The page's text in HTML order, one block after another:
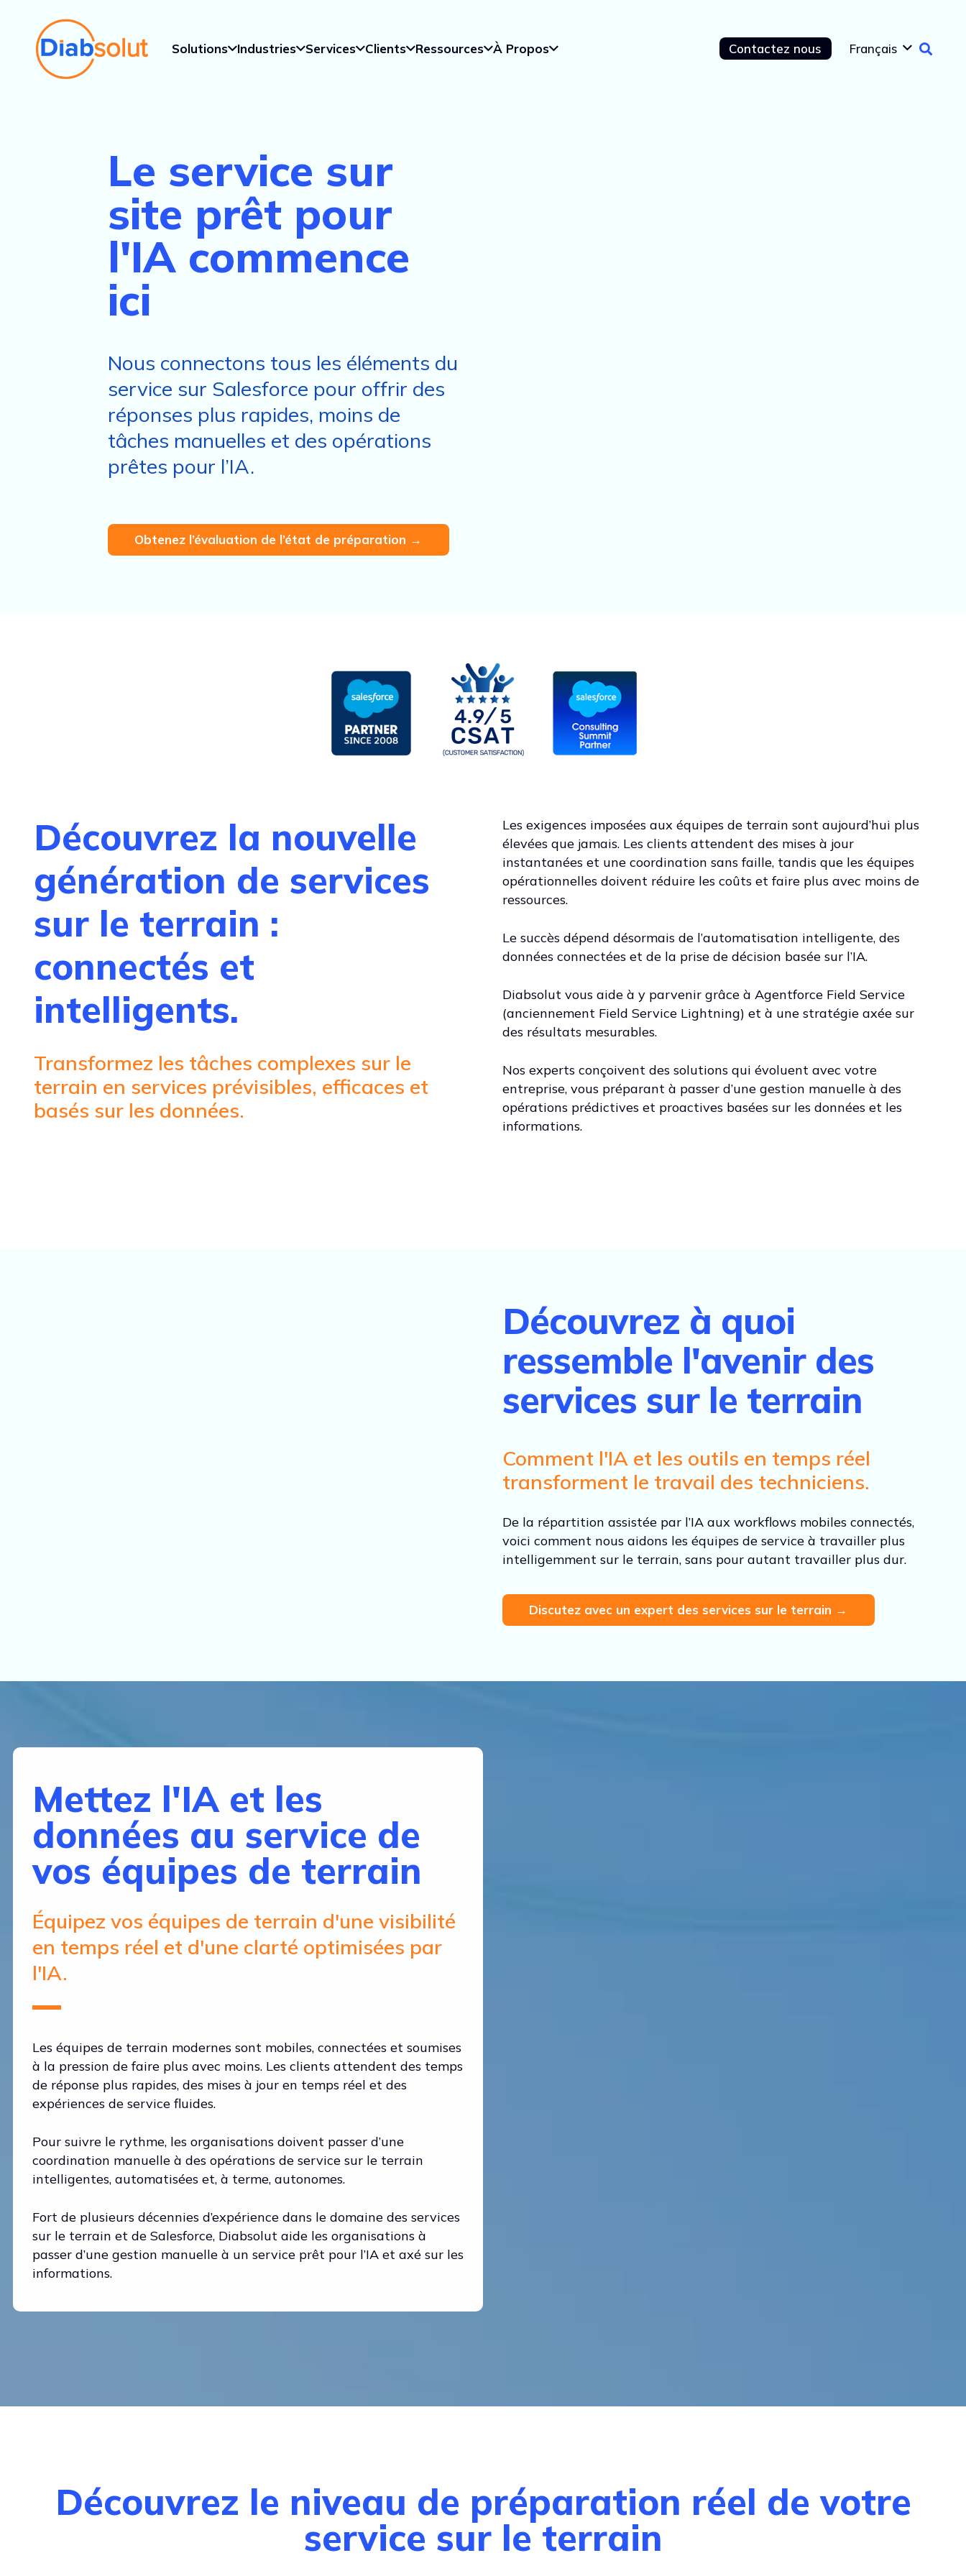
Solutions Industries Services Clients Ressources À Propos Contactez nous Français
Le service sur
site prêt pour
l'IA commence
ici
Nous connectons tous les éléments du
service sur Salesforce pour offrir des
réponses plus rapides, moins de
tâches manuelles et des opérations
prêtes pour l’IA.
Obtenez l’évaluation de l’état de préparation →
Découvrez la nouvelle
génération de services
sur le terrain :
connectés et
intelligents.
Transformez les tâches complexes sur le
terrain en services prévisibles, efficaces et
basés sur les données.
Les exigences imposées aux équipes de terrain sont aujourd’hui plus
élevées que jamais. Les clients attendent des mises à jour
instantanées et une coordination sans faille, tandis que les équipes
opérationnelles doivent réduire les coûts et faire plus avec moins de
ressources.
Le succès dépend désormais de l’automatisation intelligente, des
données connectées et de la prise de décision basée sur l’IA.
Diabsolut vous aide à y parvenir grâce à Agentforce Field Service
(anciennement Field Service Lightning) et à une stratégie axée sur
des résultats mesurables.
Nos experts conçoivent des solutions qui évoluent avec votre
entreprise, vous préparant à passer d’une gestion manuelle à des
opérations prédictives et proactives basées sur les données et les
informations.
Découvrez à quoi
ressemble l'avenir des
services sur le terrain
Comment l'IA et les outils en temps réel
transforment le travail des techniciens.
De la répartition assistée par l’IA aux workflows mobiles connectés,
voici comment nous aidons les équipes de service à travailler plus
intelligemment sur le terrain, sans pour autant travailler plus dur.
Discutez avec un expert des services sur le terrain →
Mettez l'IA et les
données au service de
vos équipes de terrain
Équipez vos équipes de terrain d'une visibilité
en temps réel et d'une clarté optimisées par
l'IA.
Les équipes de terrain modernes sont mobiles, connectées et soumises
à la pression de faire plus avec moins. Les clients attendent des temps
de réponse plus rapides, des mises à jour en temps réel et des
expériences de service fluides.
Pour suivre le rythme, les organisations doivent passer d’une
coordination manuelle à des opérations de service sur le terrain
intelligentes, automatisées et, à terme, autonomes.
Fort de plusieurs décennies d’expérience dans le domaine des services
sur le terrain et de Salesforce, Diabsolut aide les organisations à
passer d’une gestion manuelle à un service prêt pour l’IA et axé sur les
informations.
Découvrez le niveau de préparation réel de votre
service sur le terrain